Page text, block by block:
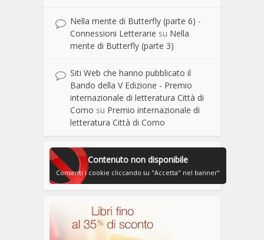
Nella mente di Butterfly (parte 6) -
Connessioni Letterarie su Nella
mente di Butterfly (parte 3)
Siti Web che hanno pubblicato il
Bando della V Edizione - Premio
internazionale di letteratura Città di
Como su Premio internazionale di
letteratura Città di Como
Contenuto non disponibile
Consenti i cookie cliccando su "Accetta" nel banner"